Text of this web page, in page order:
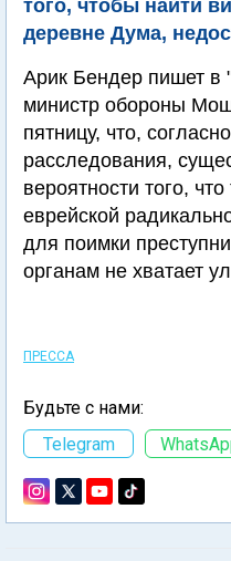
того, чтобы найти
деревне Дума,
Арик Бендер пишет в
министр обороны
пятницу, что,
расследования,
вероятности того,
еврейской
для поимки
органам не хватает
ПРЕССА
Будьте с нами:
Telegram